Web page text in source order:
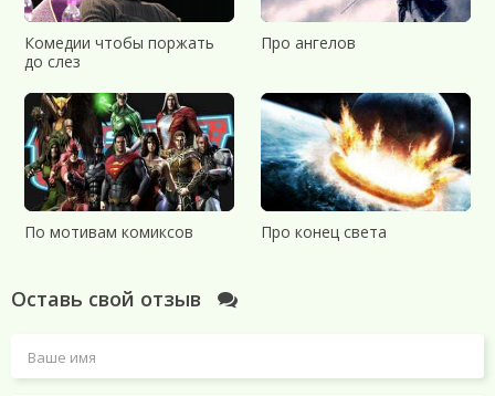
Комедии чтобы поржать
до слез
Про ангелов
По мотивам комиксов Про конец света
Оставь свой отзыв